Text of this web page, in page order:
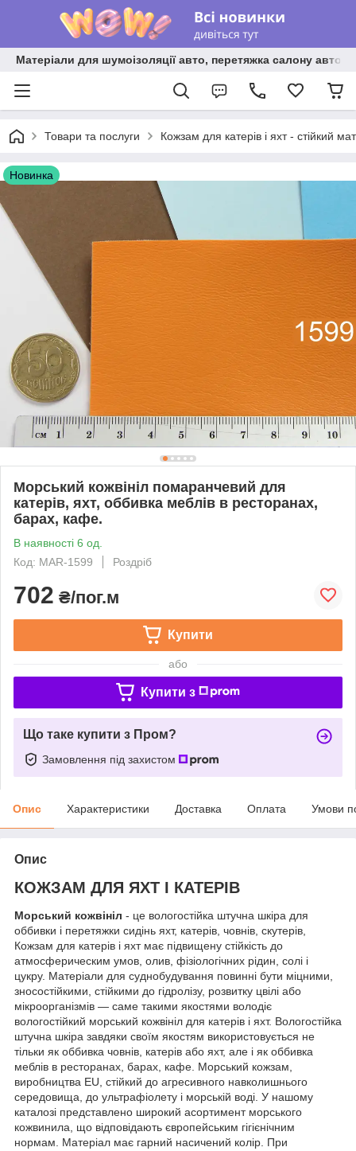
Матеріали для шумоізоляції авто, перетяжка салону авто
Товари та послуги Кожзам для катерів і яхт - стійкий
Новинка
Морський кожвініл помаранчевий для
катерів, яхт, оббивка меблів в ресторанах,
барах, кафе.
В наявності 6 од.
Код: MAR-1599
Роздріб
702 ₴/пог.м
Купити
або
Купити з
Що таке купити з Пром?
Замовлення під захистом
Опис Характеристики Доставка Оплата Умови
Опис
КОЖЗАМ ДЛЯ ЯХТ І КАТЕРІВ
Морський кожвініл - це вологостійка штучна шкіра для
оббивки і перетяжки сидінь яхт, катерів, човнів, скутерів,
Кожзам для катерів і яхт має підвищену стійкість до
атмосферическим умов, олив, фізіологічних рідин, солі і
цукру. Матеріали для суднобудування повинні бути міцними,
зносостійкими, стійкими до гідролізу, розвитку цвілі або
мікроорганізмів — саме такими якостями володіє
вологостійкий морський кожвініл для катерів і яхт. Вологостійка
штучна шкіра завдяки своїм якостям використовується не
тільки як оббивка човнів, катерів або яхт, але і як оббивка
меблів в ресторанах, барах, кафе. Морський кожзам,
виробництва EU, стійкий до агресивного навколишнього
середовища, до ультрафіолету і морській воді. У нашому
каталозі представлено широкий асортимент морського
кожвинила, що відповідають європейським гігієнічним
нормам. Матеріал має гарний насичений колір. При